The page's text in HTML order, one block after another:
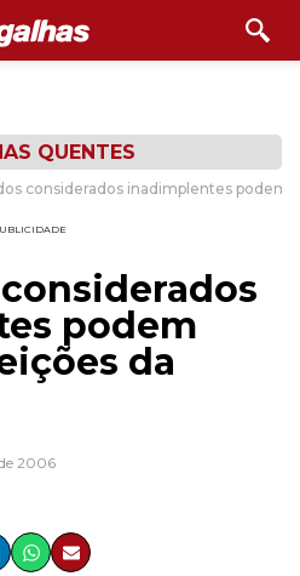
QUENTES
considerados inadimplentes podem
podem
da
2006